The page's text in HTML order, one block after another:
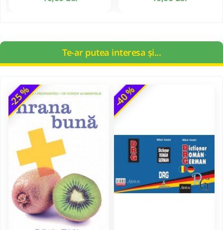
Te-ar putea interesa și...
-25 % -40 %